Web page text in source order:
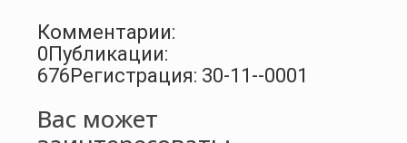
Комментарии:
0Публикации:
676Регистрация: 30-11--0001
Вас может